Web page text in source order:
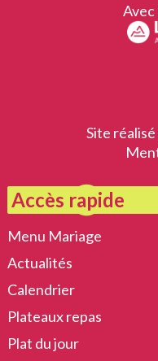
Avec
Site
Accès rapide
Menu Mariage
Actualités
Calendrier
Plateaux repas
Plat du jour